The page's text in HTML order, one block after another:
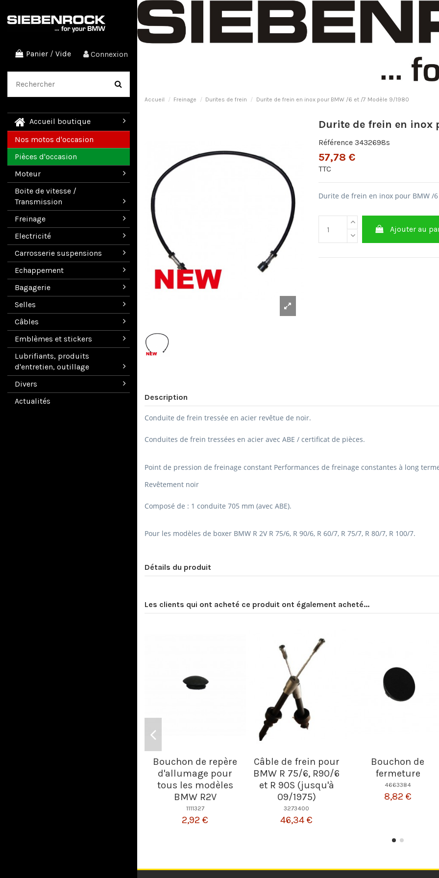
Panier / Vide Connexion
Accueil boutique
Nos motos d'occasion
Pièces d'occasion
Moteur
Boite de vitesse /
Transmission
Freinage
Electricité
Carrosserie suspensions
Echappement
Bagagerie
Selles
Câbles
Emblèmes et stickers
Lubrifiants, produits
d'entretien, outillage
Divers
Actualités
Accueil Freinage Durites de frein Durite de frein en inox pour BMW /6 et /7 Modèle 9/1980
Durite de frein en inox
Référence 3432698s
57,78 €
TTC
Durite de frein en inox pour BMW /
Ajouter au
Description
Conduite de frein tressée en acier revêtue de noir.
Conduites de frein tressées en acier avec ABE / certificat de pièces.
Point de pression de freinage constant Performances de freinage constantes à long
Revêtement noir
Composé de : 1 conduite 705 mm (avec ABE).
Pour les modèles de boxer BMW R 2V R 75/6, R 90/6, R 60/7, R 75/7, R 80/7, R 100/7.
Détails du produit
Les clients qui ont acheté ce produit ont également acheté...
Bouchon de repère
d'allumage pour
tous les modèles
BMW R2V
1111327
2,92 €
Câble de frein pour
BMW R 75/6, R90/6
et R 90S (jusqu'à
09/1975)
3273400
46,34 €
Bouchon de
fermeture
4663384
8,82 €